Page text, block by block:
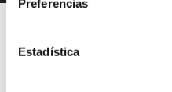
Preferencias
Estadística